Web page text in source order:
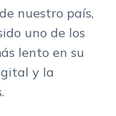
nuestro país,
uno de los
lento en su
y la